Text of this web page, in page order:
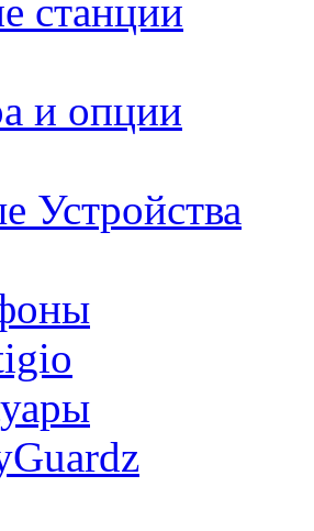
станции
и опции
Устройства